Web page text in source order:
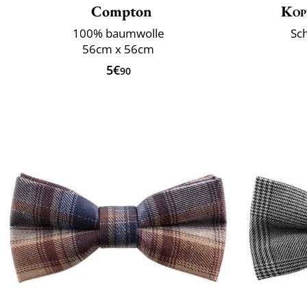
Compton
100% baumwolle
56cm x 56cm
5€90